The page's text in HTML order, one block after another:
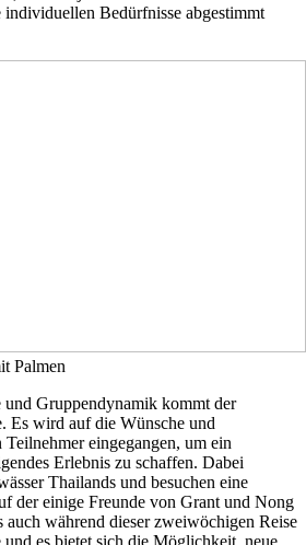
individuellen Bedürfnisse abgestimmt
Palmen
Gruppendynamik kommt der
Es wird auf die Wünsche und
eingegangen, um ein
Erlebnis zu schaffen. Dabei
Thailands und besuchen eine
der einige Freunde von Grant und Nong
auch während dieser zweiwöchigen Reise
es bietet sich die Möglichkeit, neue